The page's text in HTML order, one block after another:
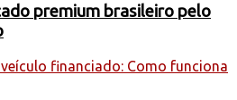
premium brasileiro pelo